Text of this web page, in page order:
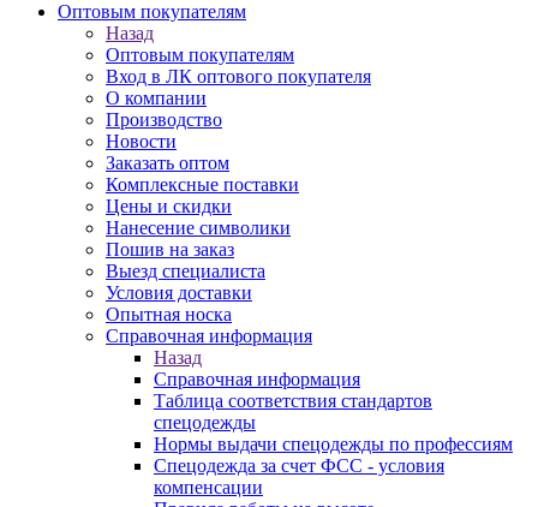
Оптовым покупателям
Назад
Оптовым покупателям
Вход в ЛК оптового покупателя
О компании
Производство
Новости
Заказать оптом
Комплексные поставки
Цены и скидки
Нанесение символики
Пошив на заказ
Выезд специалиста
Условия доставки
Опытная носка
Справочная информация
Назад
Справочная информация
Таблица соответствия стандартов
спецодежды
Нормы выдачи спецодежды по профессиям
Спецодежда за счет ФСС - условия
компенсации